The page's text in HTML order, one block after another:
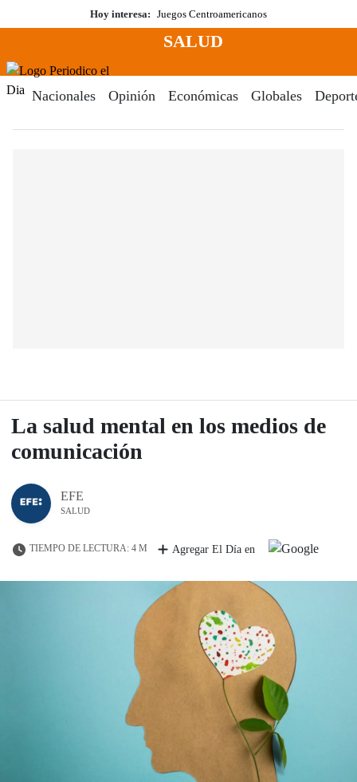
al
Hoy interesa: Juegos Centroamericanos
Menú
SALUD
Nacionales Opinión Económicas Globales
La salud mental en los medios de
comunicación
EFE
SALUD
TIEMPO DE LECTURA: 4 M Agregar El Día en